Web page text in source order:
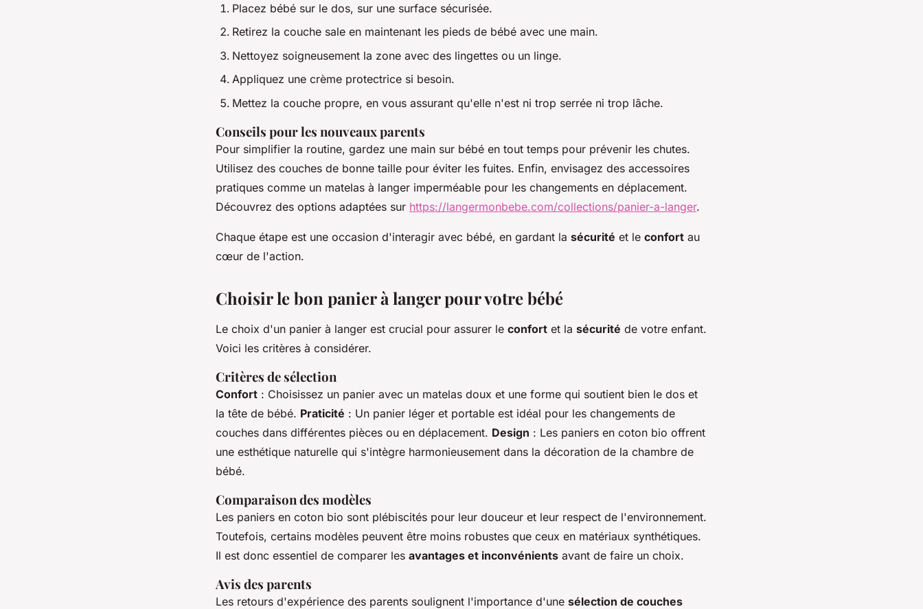
Placez bébé sur le dos, sur une surface sécurisée.
Retirez la couche sale en maintenant les pieds de bébé avec une main.
Nettoyez soigneusement la zone avec des lingettes ou un linge.
Appliquez une crème protectrice si besoin.
Mettez la couche propre, en vous assurant qu'elle n'est ni trop serrée ni trop lâche.
Conseils pour les nouveaux parents
Pour simplifier la routine, gardez une main sur bébé en tout temps pour prévenir les chutes.
Utilisez des couches de bonne taille pour éviter les fuites. Enfin, envisagez des accessoires
pratiques comme un matelas à langer imperméable pour les changements en déplacement.
Découvrez des options adaptées sur https://langermonbebe.com/collections/panier-a-langer.
Chaque étape est une occasion d'interagir avec bébé, en gardant la sécurité et le confort au
cœur de l'action.
Choisir le bon panier à langer pour votre bébé
Le choix d'un panier à langer est crucial pour assurer le confort et la sécurité de votre enfant.
Voici les critères à considérer.
Critères de sélection
Confort : Choisissez un panier avec un matelas doux et une forme qui soutient bien le dos et
la tête de bébé. Praticité : Un panier léger et portable est idéal pour les changements de
couches dans différentes pièces ou en déplacement. Design : Les paniers en coton bio offrent
une esthétique naturelle qui s'intègre harmonieusement dans la décoration de la chambre de
bébé.
Comparaison des modèles
Les paniers en coton bio sont plébiscités pour leur douceur et leur respect de l'environnement.
Toutefois, certains modèles peuvent être moins robustes que ceux en matériaux synthétiques.
Il est donc essentiel de comparer les avantages et inconvénients avant de faire un choix.
Avis des parents
Les retours d'expérience des parents soulignent l'importance d'une sélection de couches